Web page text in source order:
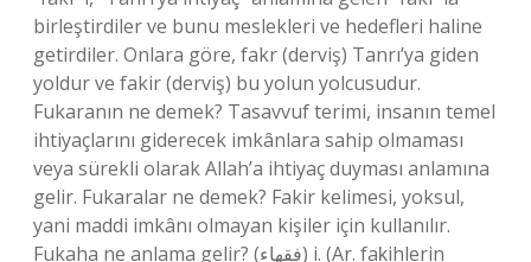
birleştirdiler ve bunu meslekleri ve hedefleri haline
getirdiler. Onlara göre, fakr (derviş) Tanrı’ya giden
yoldur ve fakir (derviş) bu yolun yolcusudur.
Fukaranın ne demek? Tasavvuf terimi, insanın temel
ihtiyaçlarını giderecek imkânlara sahip olmaması
veya sürekli olarak Allah’a ihtiyaç duyması anlamına
gelir. Fukaralar ne demek? Fakir kelimesi, yoksul,
yani maddi imkânı olmayan kişiler için kullanılır.
Fukaha ne anlama gelir? (ﻓﻘﻬﺎﺀ) i. (Ar. faḳіhlerin